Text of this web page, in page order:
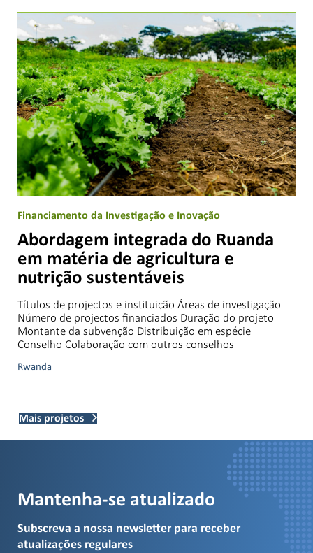
Financiamento da Investigação e Inovação
Abordagem integrada do Ruanda
em matéria de agricultura e
nutrição sustentáveis
Títulos de projectos e instituição Áreas de investigação
Número de projectos financiados Duração do projeto
Montante da subvenção Distribuição em espécie
Conselho Colaboração com outros conselhos
Rwanda
Mais projetos
Mantenha-se atualizado
Subscreva a nossa newsletter para receber
atualizações regulares